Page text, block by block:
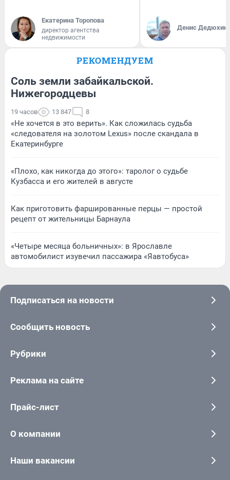
Екатерина Торопова
директор агентства
недвижимости
Денис Дедюхин
РЕКОМЕНДУЕМ
Соль земли забайкальской.
Нижегородцевы
19 часов 13 847 8
«Не хочется в это верить». Как сложилась судьба
«следователя на золотом Lexus» после скандала в
Екатеринбурге
«Плохо, как никогда до этого»: таролог о судьбе
Кузбасса и его жителей в августе
Как приготовить фаршированные перцы — простой
рецепт от жительницы Барнаула
«Четыре месяца больничных»: в Ярославле
автомобилист изувечил пассажира «Яавтобуса»
Подписаться на новости
Сообщить новость
Рубрики
Реклама на сайте
Прайс-лист
О компании
Наши вакансии